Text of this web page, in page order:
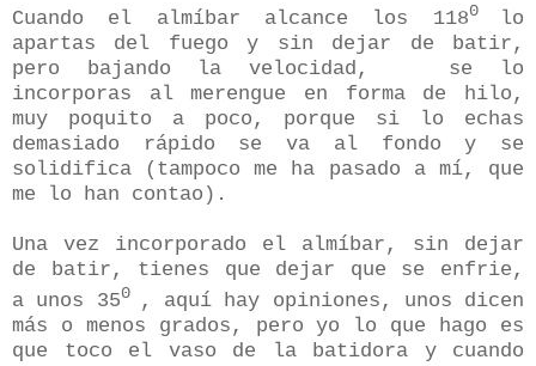
Cuando el almíbar alcance los 1180
lo
apartas del fuego y sin dejar de batir,
pero bajando la velocidad,
se lo
incorporas al merengue en forma de hilo,
muy poquito a poco, porque si lo echas
demasiado rápido se va al fondo y se
solidifica (tampoco me ha pasado a mí, que
me lo han contao).
Una vez incorporado el almíbar, sin dejar
de batir, tienes que dejar que se enfrie,
a unos 350
, aquí hay opiniones, unos dicen
más o menos grados, pero yo lo que hago es
que toco el vaso de la batidora y cuando